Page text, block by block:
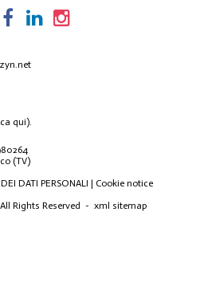
qui).
(TV)
DATI PERSONALI | Cookie notice
Rights Reserved - xml sitemap